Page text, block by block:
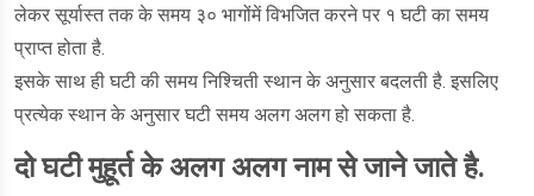
लेकर सूर्यास्त तक के समय ३० भागोंमें विभजित करने पर १ घटी का समय
प्राप्त होता है.
इसके साथ ही घटी की समय निश्चिती स्थान के अनुसार बदलती है. इसलिए
प्रत्येक स्थान के अनुसार घटी समय अलग अलग हो सकता है.
दो घटी मुहूर्त के अलग अलग नाम से जाने जाते है.